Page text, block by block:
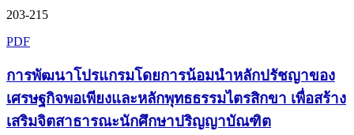
203-215
PDF
การพัฒนาโปรแกรมโดยการน้อมนำหลักปรัชญาของ
เศรษฐกิจพอเพียงและหลักพุทธธรรมไตรสิกขา เพื่อสร้าง
เสริมจิตสาธารณะนักศึกษาปริญญาบัณฑิต